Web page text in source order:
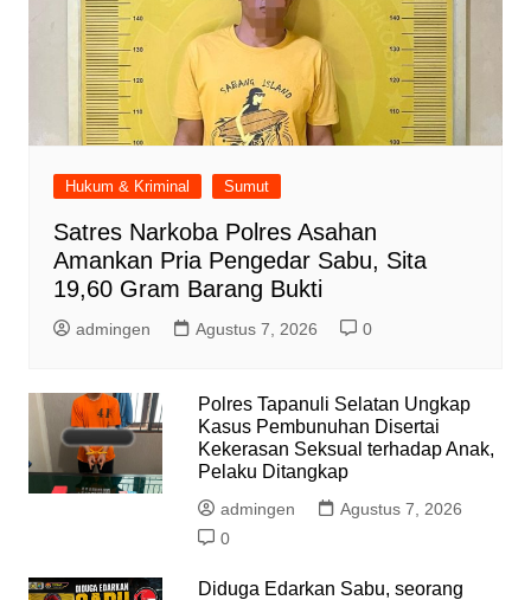
Hukum & Kriminal Sumut
Satres Narkoba Polres Asahan
Amankan Pria Pengedar Sabu, Sita
19,60 Gram Barang Bukti
admingen Agustus 7, 2026 0
Polres Tapanuli Selatan Ungkap
Kasus Pembunuhan Disertai
Kekerasan Seksual terhadap Anak,
Pelaku Ditangkap
admingen
Agustus 7, 2026
0
Diduga Edarkan Sabu, seorang